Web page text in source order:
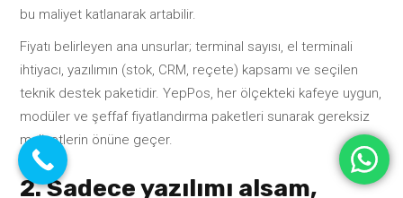
bu maliyet katlanarak artabilir.
Fiyatı belirleyen ana unsurlar; terminal sayısı, el terminali
ihtiyacı, yazılımın (stok, CRM, reçete) kapsamı ve seçilen
teknik destek paketidir. YepPos, her ölçekteki kafeye uygun,
modüler ve şeffaf fiyatlandırma paketleri sunarak gereksiz
maliyetlerin önüne geçer.
2. Sadece yazılımı alsam,